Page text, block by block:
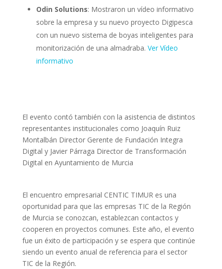
Odin Solutions: Mostraron un vídeo informativo
sobre la empresa y su nuevo proyecto Digipesca
con un nuevo sistema de boyas inteligentes para
monitorización de una almadraba. Ver Vídeo
informativo
El evento contó también con la asistencia de distintos
representantes institucionales como Joaquín Ruiz
Montalbán Director Gerente de Fundación Integra
Digital y Javier Párraga Director de Transformación
Digital en Ayuntamiento de Murcia
El encuentro empresarial CENTIC TIMUR es una
oportunidad para que las empresas TIC de la Región
de Murcia se conozcan, establezcan contactos y
cooperen en proyectos comunes. Este año, el evento
fue un éxito de participación y se espera que continúe
siendo un evento anual de referencia para el sector
TIC de la Región.